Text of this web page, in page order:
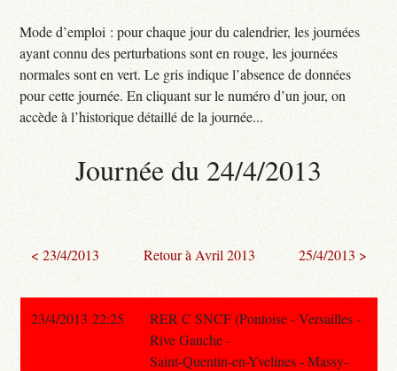
Mode d’emploi : pour chaque jour du calendrier, les journées
ayant connu des perturbations sont en rouge, les journées
normales sont en vert. Le gris indique l’absence de données
pour cette journée. En cliquant sur le numéro d’un jour, on
accède à l’historique détaillé de la journée...
Journée du 24/4/2013
< 23/4/2013 Retour à Avril 2013 25/4/2013 >
23/4/2013 22:25
RER C SNCF (Pontoise - Versailles -
Rive Gauche -
Saint-Quentin-en-Yvelines - Massy-